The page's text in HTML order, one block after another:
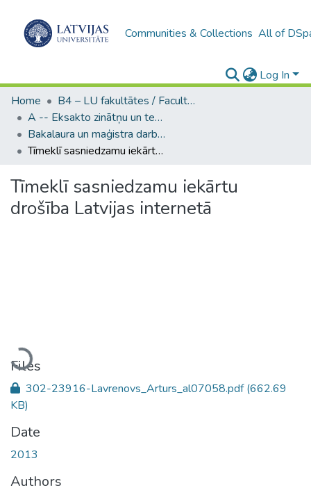
Communities & Collections All of
Log In
Home
B4 – LU fakultātes / Faculties of the UL
A -- Eksakto zinātņu un tehnoloģiju fakultāte / Faculty of Science and Technology
Bakalaura un maģistra darbi (EZTF) / Bachelor's and Master's theses
Tīmeklī sasniedzamu iekārtu drošība Latvijas internetā
Tīmeklī sasniedzamu iekārtu
drošība Latvijas internetā
Loading...
Files
302-23916-Lavrenovs_Arturs_al07058.pdf(662.69
KB)
Date
2013
Authors